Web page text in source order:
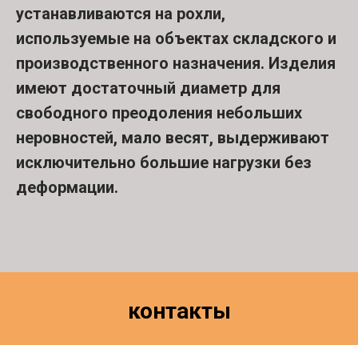
устанавливаются на рохли,
используемые на объектах складского и
производственного назначения. Изделия
имеют достаточный диаметр для
свободного преодоления небольших
неровностей, мало весят, выдерживают
исключительно большие нагрузки без
деформации.
контакты